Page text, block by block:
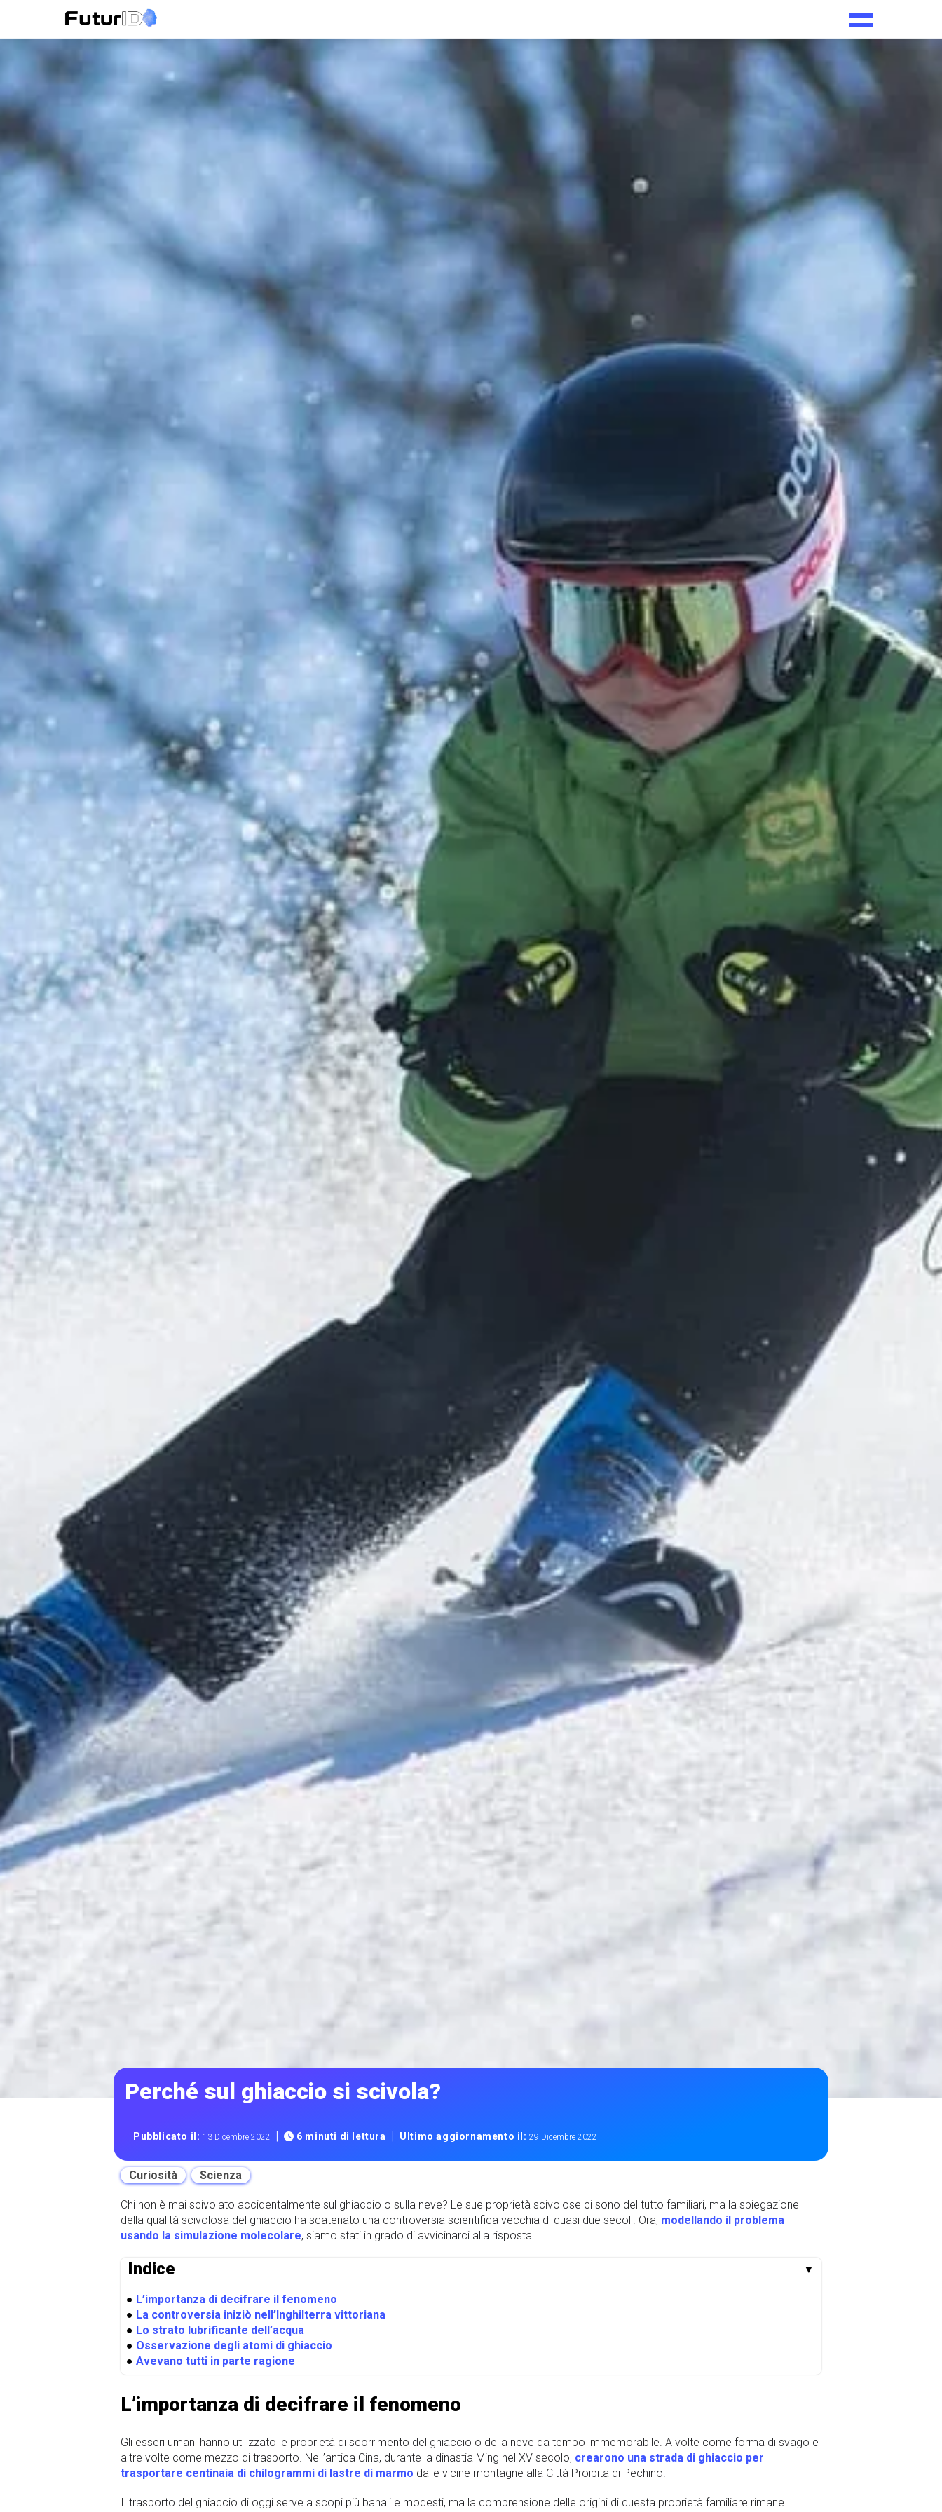
Perché sul ghiaccio si scivola?
Pubblicato il:13 Dicembre 2022 | 6 minuti di lettura | Ultimo aggiornamento il:29 Dicembre 2022
Curiosità Scienza
Chi non è mai scivolato accidentalmente sul ghiaccio o sulla neve? Le sue proprietà scivolose ci sono del tutto familiari, ma la spiegazione
della qualità scivolosa del ghiaccio ha scatenato una controversia scientifica vecchia di quasi due secoli. Ora, modellando il problema
usando la simulazione molecolare, siamo stati in grado di avvicinarci alla risposta.
Indice ▼
● L’importanza di decifrare il fenomeno
● La controversia iniziò nell’Inghilterra vittoriana
● Lo strato lubrificante dell’acqua
● Osservazione degli atomi di ghiaccio
● Avevano tutti in parte ragione
L’importanza di decifrare il fenomeno
Gli esseri umani hanno utilizzato le proprietà di scorrimento del ghiaccio o della neve da tempo immemorabile. A volte come forma di svago e
altre volte come mezzo di trasporto. Nell’antica Cina, durante la dinastia Ming nel XV secolo, crearono una strada di ghiaccio per
trasportare centinaia di chilogrammi di lastre di marmo dalle vicine montagne alla Città Proibita di Pechino.
Il trasporto del ghiaccio di oggi serve a scopi più banali e modesti, ma la comprensione delle origini di questa proprietà familiare rimane